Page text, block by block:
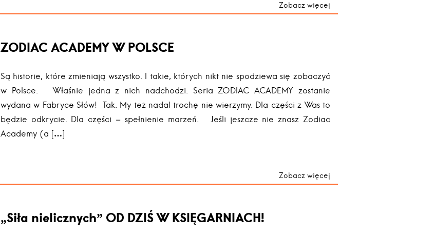
Zobacz więcej
ZODIAC ACADEMY W POLSCE
Są historie, które zmieniają wszystko. I takie, których nikt nie spodziewa się zobaczyć
w Polsce. Właśnie jedna z nich nadchodzi. Seria ZODIAC ACADEMY zostanie
wydana w Fabryce Słów! Tak. My też nadal trochę nie wierzymy. Dla części z Was to
będzie odkrycie. Dla części – spełnienie marzeń. Jeśli jeszcze nie znasz Zodiac
Academy (a […]
Zobacz więcej
„Siła nielicznych” OD DZIŚ W KSIĘGARNIACH!